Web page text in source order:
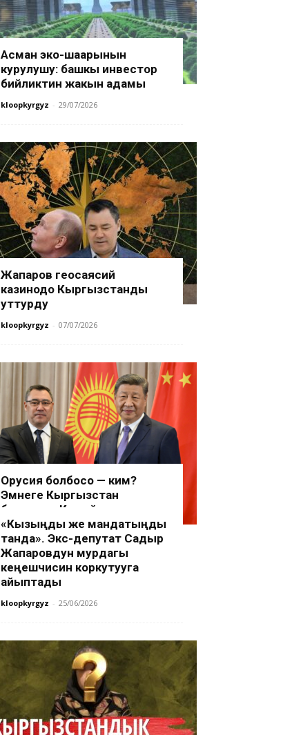
Асман эко-шаарынын
курулушу: башкы инвестор
бийликтин жакын адамы
kloopkyrgyz - 29/07/2026
Жапаров геосаясий
казинодо Кыргызстанды
уттурду
kloopkyrgyz - 07/07/2026
Орусия болбосо — ким?
Эмнеге Кыргызстан
бензинди Кытайдан издөөгө
аргасыз?
kloopkyrgyz - 07/07/2026
«Кызыңды же мандатыңды
танда». Экс-депутат Садыр
Жапаровдун мурдагы
кеңешчисин коркутууга
айыптады
kloopkyrgyz - 25/06/2026